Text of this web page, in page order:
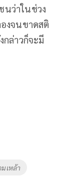
ว่าในช่วง
งจนขาดสติ
กล่าวก็จะมี
เหล้า